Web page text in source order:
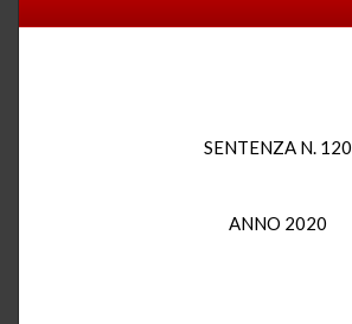
SENTENZA N. 120
ANNO 2020